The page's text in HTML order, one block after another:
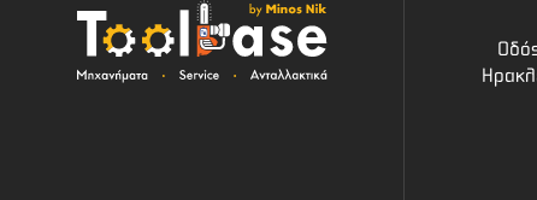
Ρυθμιζόμενος για τέλεια εφαρμογή